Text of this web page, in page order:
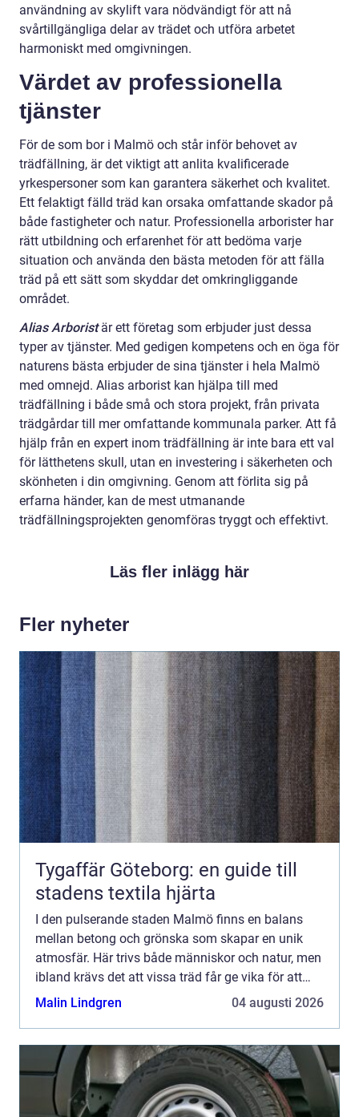
användning av skylift vara nödvändigt för att nå
svårtillgängliga delar av trädet och utföra arbetet
harmoniskt med omgivningen.
Värdet av professionella
tjänster
För de som bor i Malmö och står inför behovet av
trädfällning, är det viktigt att anlita kvalificerade
yrkespersoner som kan garantera säkerhet och kvalitet.
Ett felaktigt fälld träd kan orsaka omfattande skador på
både fastigheter och natur. Professionella arborister har
rätt utbildning och erfarenhet för att bedöma varje
situation och använda den bästa metoden för att fälla
träd på ett sätt som skyddar det omkringliggande
området.
Alias Arboristär ett företag som erbjuder just dessa
typer av tjänster. Med gedigen kompetens och en öga för
naturens bästa erbjuder de sina tjänster i hela Malmö
med omnejd. Alias arborist kan hjälpa till med
trädfällning i både små och stora projekt, från privata
trädgårdar till mer omfattande kommunala parker. Att få
hjälp från en expert inom trädfällning är inte bara ett val
för lätthetens skull, utan en investering i säkerheten och
skönheten i din omgivning. Genom att förlita sig på
erfarna händer, kan de mest utmanande
trädfällningsprojekten genomföras tryggt och effektivt.
Läs fler inlägg här
Fler nyheter
Tygaffär Göteborg: en guide till
stadens textila hjärta
I den pulserande staden Malmö finns en balans
mellan betong och grönska som skapar en unik
atmosfär. Här trivs både människor och natur, men
ibland krävs det att vissa träd får ge vika för att
bibeh...
Malin Lindgren 04 augusti 2026